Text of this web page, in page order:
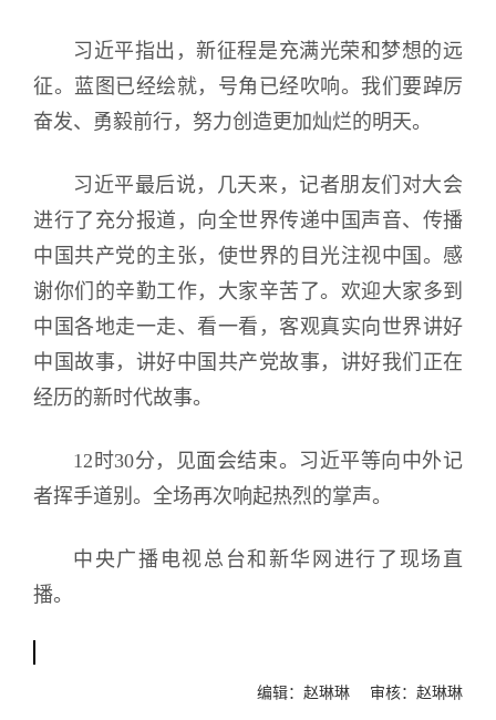
习近平指出，新征程是充满光荣和梦想的远
征。蓝图已经绘就，号角已经吹响。我们要踔厉
奋发、勇毅前行，努力创造更加灿烂的明天。
习近平最后说，几天来，记者朋友们对大会
进行了充分报道，向全世界传递中国声音、传播
中国共产党的主张，使世界的目光注视中国。感
谢你们的辛勤工作，大家辛苦了。欢迎大家多到
中国各地走一走、看一看，客观真实向世界讲好
中国故事，讲好中国共产党故事，讲好我们正在
经历的新时代故事。
12时30分，见面会结束。习近平等向中外记
者挥手道别。全场再次响起热烈的掌声。
中央广播电视总台和新华网进行了现场直
播。
编辑：赵琳琳 审核：赵琳琳